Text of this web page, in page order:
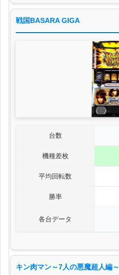
戦国BASARA GIGA
台数
機種差枚
平均回転数
勝率
各台データ
キン肉マン～7人の悪魔超人編～